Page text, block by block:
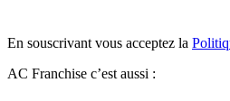
En souscrivant vous acceptez la
AC Franchise c’est aussi :